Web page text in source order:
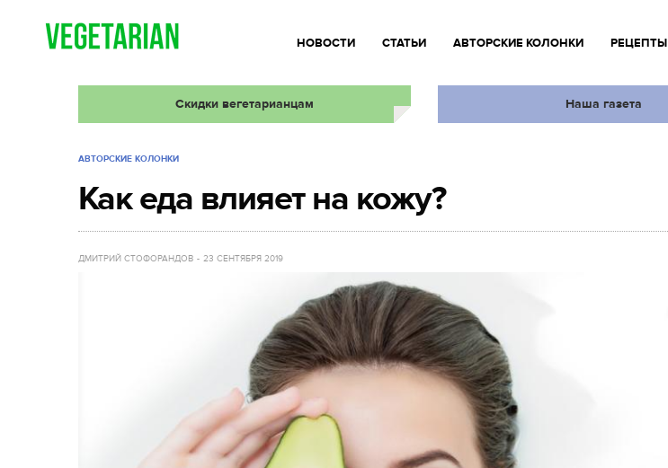
НОВОСТИ СТАТЬИ АВТОРСКИЕ КОЛОНКИ РЕЦЕПТЫ
Скидки вегетарианцам Наша газета
АВТОРСКИЕ КОЛОНКИ
Как еда влияет на кожу?
ДМИТРИЙ СТОФОРАНДОВ 23 СЕНТЯБРЯ 2019